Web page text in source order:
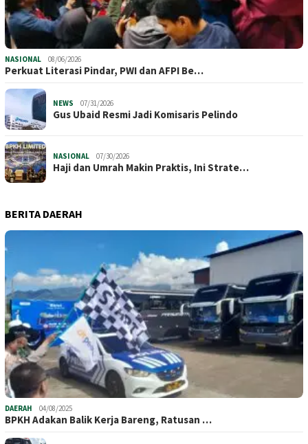
NASIONAL 08/06/2026
Perkuat Literasi Pindar, PWI dan AFPI Be…
NEWS 07/31/2026
​Gus Ubaid Resmi Jadi Komisaris Pelindo
NASIONAL 07/30/2026
Haji dan Umrah Makin Praktis, Ini Strate…
BERITA DAERAH
DAERAH 04/08/2025
BPKH Adakan Balik Kerja Bareng, Ratusan …